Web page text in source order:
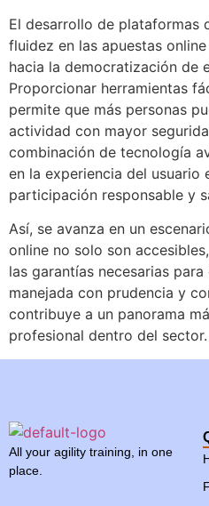
El desarrollo de plataformas
fluidez en las apuestas
hacia la democratización de
Proporcionar herramientas
permite que más personas
actividad con mayor
combinación de tecnología
en la experiencia del usuario
participación responsable y
Así, se avanza en un
online no solo son
las garantías necesarias
manejada con prudencia y
contribuye a un panorama
profesional dentro del sector.
All your agility training, in one
place.